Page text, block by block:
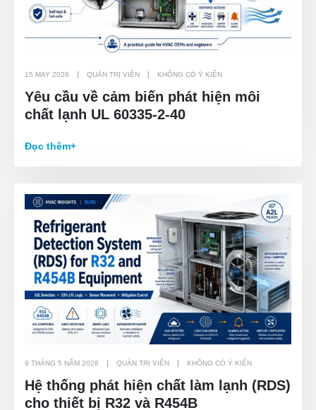
15 MAY 2026 QUẢN TRỊ VIÊN KHÔNG CÓ Ý KIẾN
Yêu cầu về cảm biến phát hiện môi
chất lạnh UL 60335-2-40
Đọc thêm+
9 THÁNG 5 NĂM 2026 QUẢN TRỊ VIÊN KHÔNG CÓ Ý KIẾN
Hệ thống phát hiện chất làm lạnh (RDS)
cho thiết bị R32 và R454B